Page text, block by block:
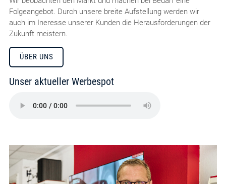
Folgeangebot. Durch unsere breite Aufstellung werden wir
auch im Ineresse unserer Kunden die Herausforderungen der
Zukunft meistern.
ÜBER UNS
Unser aktueller Werbespot